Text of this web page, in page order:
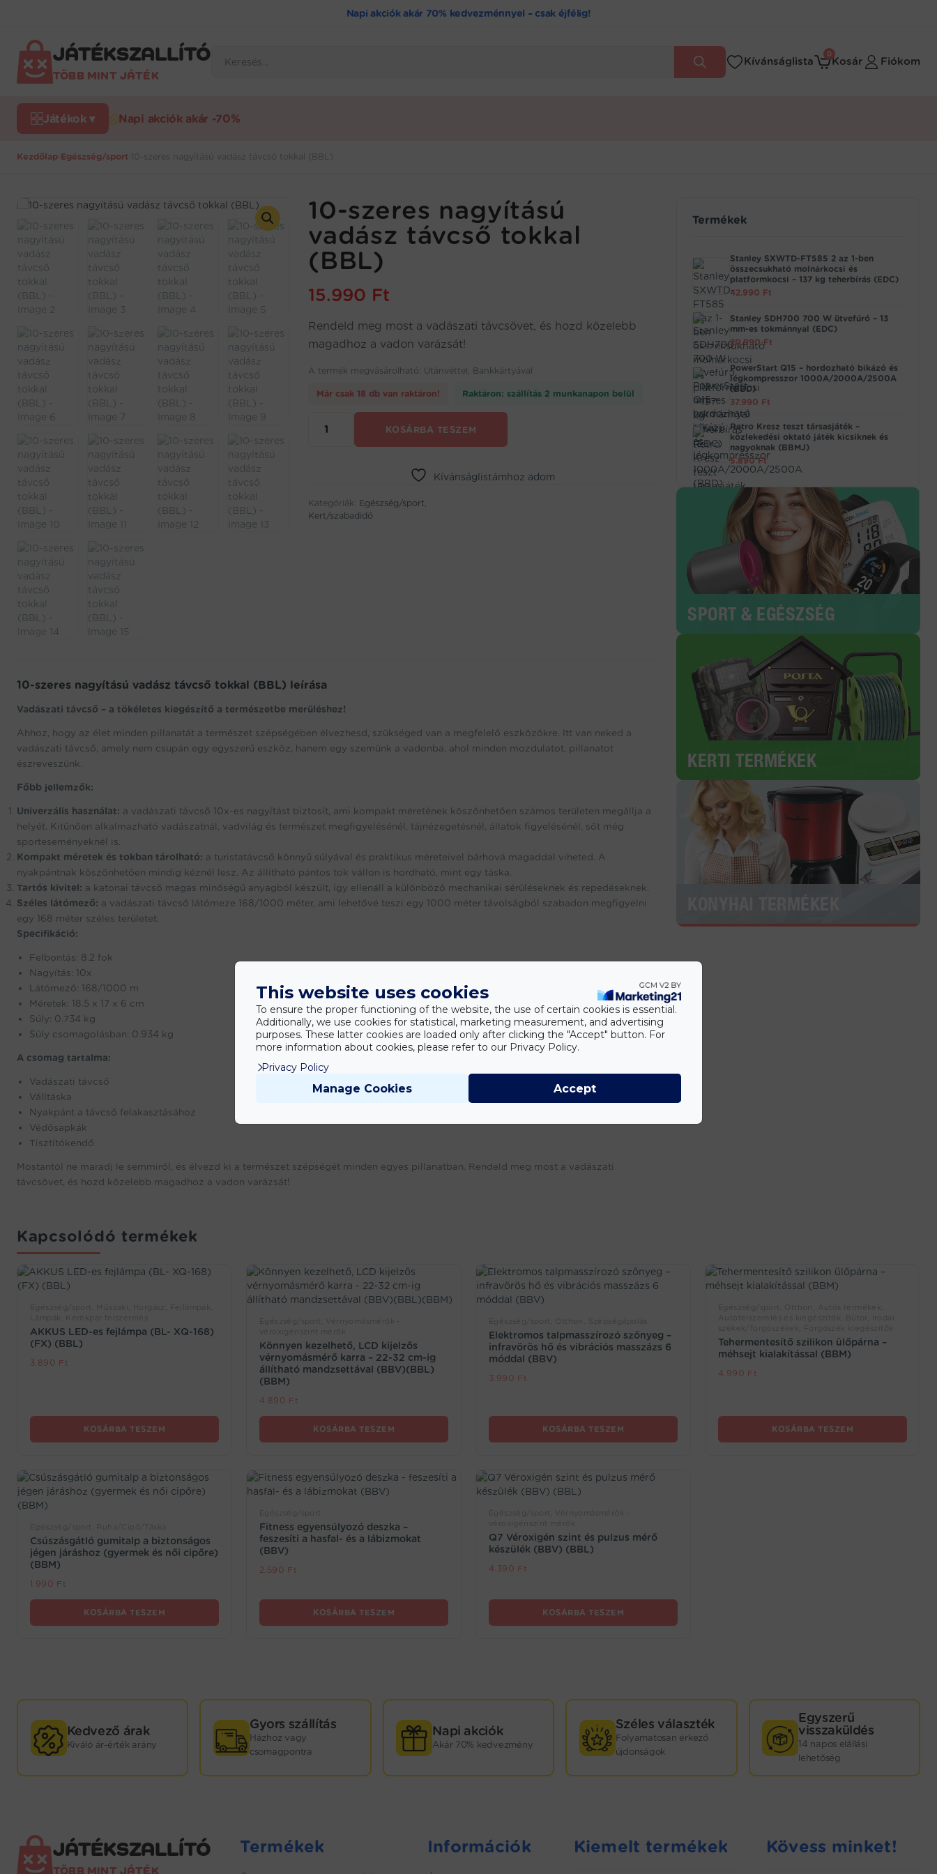
Napi akciók akár 70% kedvezménnyel – csak éjfélig!
JÁTÉKSZALLÍTÓ
TÖBB MINT JÁTÉK
search
Kívánságlista
0
Kosár Fiókom
Játékok ▾ Napi akciók akár -70%
Kezdőlap Egészség/sport 10-szeres nagyítású vadász távcső tokkal (BBL)
10-szeres nagyítású
vadász távcső tokkal
(BBL)
15.990 Ft
Rendeld meg most a vadászati távcsövet, és hozd közelebb
magadhoz a vadon varázsát!
A termék megvásárolható: Utánvéttel, Bankkártyával
Már csak 18 db van raktáron! Raktáron: szállítás 2 munkanapon belül
szeres
nagyítású
(BBL)
mennyiség
KOSÁRBA TESZEM
Kívánságlistámhoz adom
Kategóriák: Egészség/sport,
Kert/szabadidő
10-szeres nagyítású vadász távcső tokkal (BBL) leírása
Vadászati távcső – a tökéletes kiegészítő a természetbe merüléshez!
Ahhoz, hogy az élet minden pillanatát a természet szépségében élvezhesd, szükséged van a megfelelő eszközökre. Itt van neked a
vadászati távcső, amely nem csupán egy egyszerű eszköz, hanem egy szemünk a vadonba, ahol minden mozdulatot, pillanatot
észreveszünk.
Főbb jellemzők:
Univerzális használat: a vadászati távcső 10x-es nagyítást biztosít, ami kompakt méretének köszönhetően számos területen megállja a
helyét. Kitűnően alkalmazható vadászatnál, vadvilág és természet megfigyelésénél, tájnézegetésnél, állatok figyelésénél, sőt még
sporteseményeknél is.
Kompakt méretek és tokban tárolható: a turistatávcső könnyű súlyával és praktikus méreteivel bárhová magaddal viheted. A
nyakpántnak köszönhetően mindig kéznél lesz. Az állítható pántos tok vállon is hordható, mint egy táska.
Tartós kivitel: a katonai távcső magas minőségű anyagból készült, így ellenáll a különböző mechanikai sérüléseknek és repedéseknek.
Széles látómező: a vadászati távcső látómeze 168/1000 méter, ami lehetővé teszi egy 1000 méter távolságból szabadon megfigyelni
egy 168 méter széles területet.
Specifikáció:
Felbontás: 8.2 fok
Nagyítás: 10x
Látómező: 168/1000 m
Méretek: 18.5 x 17 x 6 cm
Súly: 0.734 kg
Súly csomagolásban: 0.934 kg
A csomag tartalma:
Vadászati távcső
Válltáska
Nyakpánt a távcső felakasztásához
Védősapkák
Tisztítókendő
Mostantól ne maradj le semmiről, és élvezd ki a természet szépségét minden egyes pillanatban. Rendeld meg most a vadászati
távcsövet, és hozd közelebb magadhoz a vadon varázsát!
Termékek
Stanley SXWTD-FT585 2 az 1-ben
összecsukható molnárkocsi és
platformkocsi – 137 kg teherbírás (EDC)
42.990 Ft
Stanley SDH700 700 W ütvefúró – 13
mm-es tokmánnyal (EDC)
20.990Ft
PowerStart Q15 – hordozható bikázó és
légkompresszor 1000A/2000A/2500A
(BBD)
37.990 Ft
Retro Kresz teszt társasjáték –
közlekedési oktató játék kicsiknek és
nagyoknak (BBMJ)
5.890Ft
SPORT & EGÉSZSÉG
KERTI TERMÉKEK
Kapcsolódó termékek
AKKUS LED-es fejlámpa (BL- XQ-168)
(FX) (BBL)
3.890 Ft
KOSÁRBA TESZEM
Könnyen kezelhető, LCD kijelzős
vérnyomásmérő karra – 22-32 cm-ig
állítható mandzsettával (BBV)(BBL)
(BBM)
4.890 Ft
KOSÁRBA TESZEM
Elektromos talpmasszírozó szőnyeg –
infravörös hő és vibrációs masszázs 6
móddal (BBV)
3.990 Ft
KOSÁRBA TESZEM
Tehermentesítő szilikon ülőpárna –
méhsejt kialakítással (BBM)
4.990 Ft
KOSÁRBA TESZEM
Csúszásgátló gumitalp a biztonságos
jégen járáshoz (gyermek és női cipőre)
(BBM)
1.990 Ft
KOSÁRBA TESZEM
Fitness egyensúlyozó deszka –
feszesíti a hasfal- és a lábizmokat
(BBV)
2.590 Ft
KOSÁRBA TESZEM
Q7 Véroxigén szint és pulzus mérő
készülék (BBV) (BBL)
4.390 Ft
KOSÁRBA TESZEM
GYORS
KISZÁLLÍTÁS!
raktárról: ebben az esetben sokkal rövidebb
kiszállítási időre, 1–3 munkanapra kell számítani.
Abban az esetben, ha a kiválasztott termék nem
Kedvező árak
Kiváló ár-érték arány
Gyors szállítás
Házhoz vagy
csomagpontra
Napi akciók
Akár 70% kedvezmény
Széles választék
Folyamatosan érkező
újdonságok
Egyszerű
visszaküldés
14 napos elállási
lehetőség
JÁTÉKSZALLÍTÓ
TÖBB MINT JÁTÉK
Termékek Információk Kiemelt termékek Kövess minket!
This website uses cookies
To ensure the proper functioning of the website, the use of certain cookies is essential.
Additionally, we use cookies for statistical, marketing measurement, and advertising
purposes. These latter cookies are loaded only after clicking the "Accept" button. For
more information about cookies, please refer to our Privacy Policy.
Privacy Policy
Manage Cookies Accept